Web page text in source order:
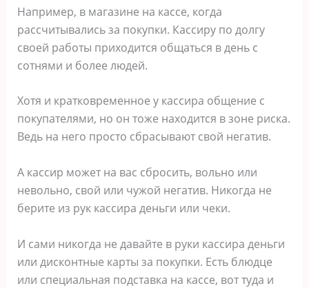
Например, в магазине на кассе, когда
рассчитывались за покупки. Кассиру по долгу
своей работы приходится общаться в день с
сотнями и более людей.
Хотя и кратковременное у кассира общение с
покупателями, но он тоже находится в зоне риска.
Ведь на него просто сбрасывают свой негатив.
А кассир может на вас сбросить, вольно или
невольно, свой или чужой негатив. Никогда не
берите из рук кассира деньги или чеки.
И сами никогда не давайте в руки кассира деньги
или дисконтные карты за покупки. Есть блюдце
или специальная подставка на кассе, вот туда и